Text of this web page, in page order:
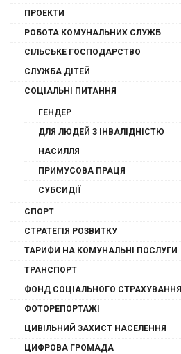
ПРОЕКТИ
РОБОТА КОМУНАЛЬНИХ СЛУЖБ
СІЛЬСЬКЕ ГОСПОДАРСТВО
СЛУЖБА ДІТЕЙ
СОЦІАЛЬНІ ПИТАННЯ
ГЕНДЕР
ДЛЯ ЛЮДЕЙ З ІНВАЛІДНІСТЮ
НАСИЛЛЯ
ПРИМУСОВА ПРАЦЯ
СУБСИДІЇ
СПОРТ
СТРАТЕГІЯ РОЗВИТКУ
ТАРИФИ НА КОМУНАЛЬНІ ПОСЛУГИ
ТРАНСПОРТ
ФОНД СОЦІАЛЬНОГО СТРАХУВАННЯ
ФОТОРЕПОРТАЖІ
ЦИВІЛЬНИЙ ЗАХИСТ НАСЕЛЕННЯ
ЦИФРОВА ГРОМАДА